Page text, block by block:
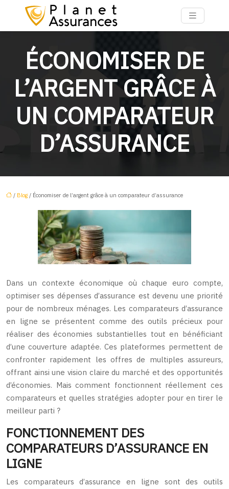
ÉCONOMISER DE
L’ARGENT GRÂCE À
UN COMPARATEUR
D’ASSURANCE
/ Blog / Économiser de l’argent grâce à un comparateur d’assurance
Dans un contexte économique où chaque euro compte,
optimiser ses dépenses d’assurance est devenu une priorité
pour de nombreux ménages. Les comparateurs d’assurance
en ligne se présentent comme des outils précieux pour
réaliser des économies substantielles tout en bénéficiant
d’une couverture adaptée. Ces plateformes permettent de
confronter rapidement les offres de multiples assureurs,
offrant ainsi une vision claire du marché et des opportunités
d’économies. Mais comment fonctionnent réellement ces
comparateurs et quelles stratégies adopter pour en tirer le
meilleur parti ?
FONCTIONNEMENT DES
COMPARATEURS D’ASSURANCE EN
LIGNE
Les comparateurs d’assurance en ligne sont des outils